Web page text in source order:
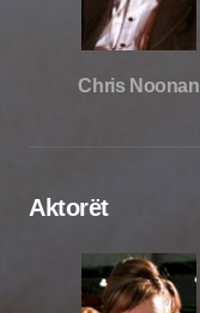
Chris Noonan
Aktorët